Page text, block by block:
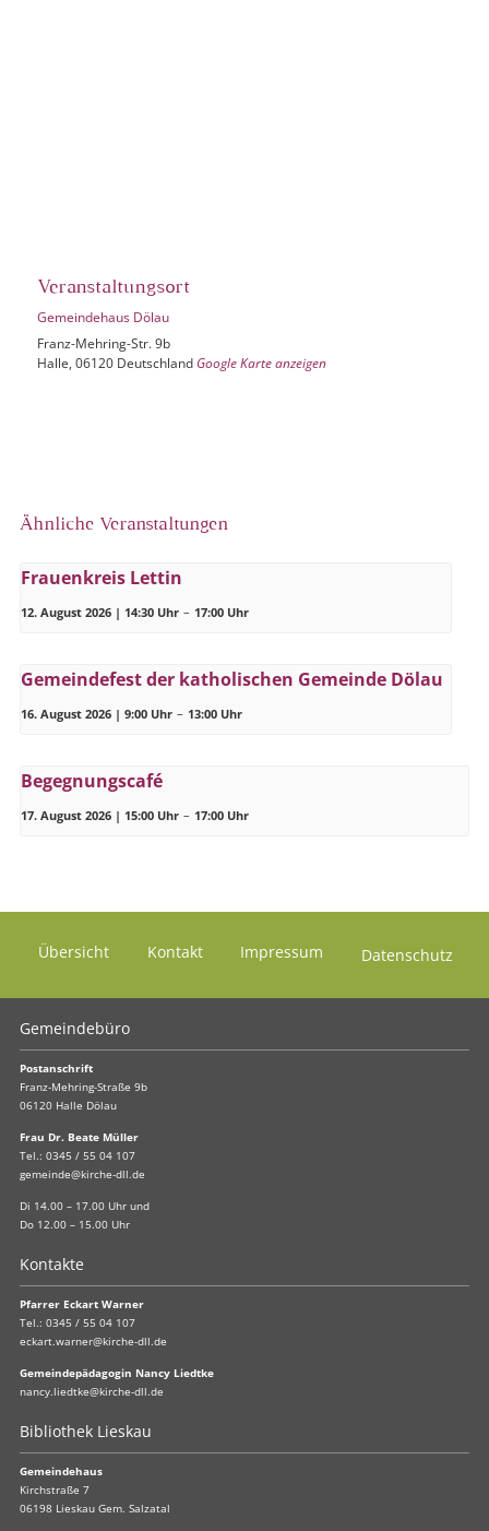
Veranstaltungsort
Gemeindehaus Dölau
Franz-Mehring-Str. 9b
Halle, 06120 Deutschland Google Karte anzeigen
Ähnliche Veranstaltungen
Frauenkreis Lettin
12. August 2026 | 14:30 Uhr – 17:00 Uhr
Gemeindefest der katholischen Gemeinde Dölau
16. August 2026 | 9:00 Uhr – 13:00 Uhr
Begegnungscafé
17. August 2026 | 15:00 Uhr – 17:00 Uhr
Übersicht Kontakt Impressum Datenschutz
Gemeindebüro
Postanschrift
Franz-Mehring-Straße 9b
06120 Halle Dölau
Frau Dr. Beate Müller
Tel.: 0345 / 55 04 107
gemeinde@kirche-dll.de
Di 14.00 – 17.00 Uhr und
Do 12.00 – 15.00 Uhr
Kontakte
Pfarrer Eckart Warner
Tel.: 0345 / 55 04 107
eckart.warner@kirche-dll.de
Gemeindepädagogin Nancy Liedtke
nancy.liedtke@kirche-dll.de
Bibliothek Lieskau
Gemeindehaus
Kirchstraße 7
06198 Lieskau Gem. Salzatal